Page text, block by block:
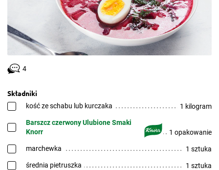
4
Składniki
kość ze schabu lub kurczaka 1 kilogram
Barszcz czerwony Ulubione Smaki
Knorr
1 opakowanie
marchewka 1 sztuka
średnia pietruszka 1 sztuka